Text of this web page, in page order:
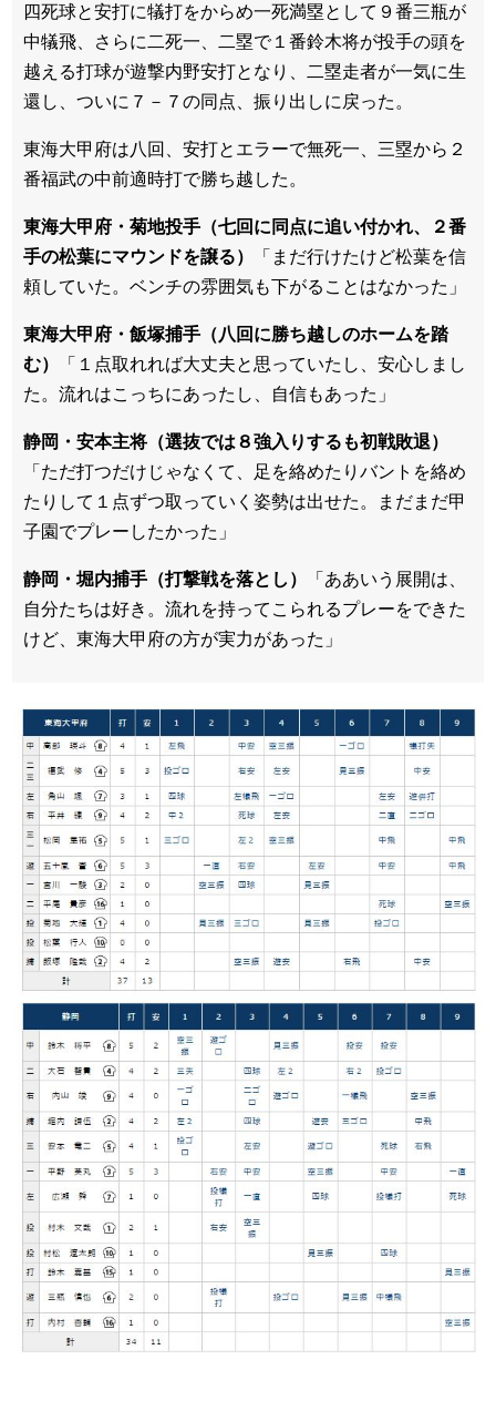
四死球と安打に犠打をからめ一死満塁として９番三瓶が
中犠飛、さらに二死一、二塁で１番鈴木将が投手の頭を
越える打球が遊撃内野安打となり、二塁走者が一気に生
還し、ついに７－７の同点、振り出しに戻った。
東海大甲府は八回、安打とエラーで無死一、三塁から２
番福武の中前適時打で勝ち越した。
東海大甲府・菊地投手（七回に同点に追い付かれ、２番
手の松葉にマウンドを譲る）
「まだ行けたけど松葉を信
頼していた。ベンチの雰囲気も下がることはなかった」
東海大甲府・飯塚捕手（八回に勝ち越しのホームを踏
む）
「１点取れれば大丈夫と思っていたし、安心しまし
た。流れはこっちにあったし、自信もあった」
静岡・安本主将（選抜では８強入りするも初戦敗退）
「ただ打つだけじゃなくて、足を絡めたりバントを絡め
たりして１点ずつ取っていく姿勢は出せた。まだまだ甲
子園でプレーしたかった」
静岡・堀内捕手（打撃戦を落とし）
「ああいう展開は、
自分たちは好き。流れを持ってこられるプレーをできた
けど、東海大甲府の方が実力があった」